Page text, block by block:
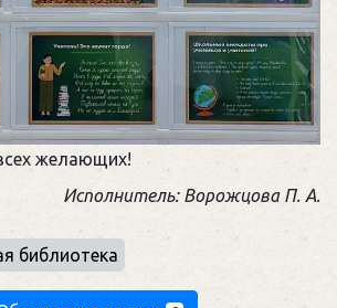
желающих!
Исполнитель: Ворожцова П. А.
библиотека